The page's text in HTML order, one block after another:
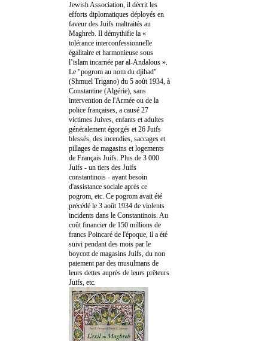
Jewish Association, il décrit les
efforts diplomatiques déployés en
faveur des Juifs maltraités au
Maghreb. Il démythifie la «
tolérance interconfessionnelle
égalitaire et harmonieuse sous
l’islam incarnée par al-Andalous ».
Le "pogrom au nom du djihad"
(Shmuel Trigano) du 5 août 1934, à
Constantine (Algérie), sans
intervention de l'Armée ou de la
police françaises, a causé 27
victimes Juives, enfants et adultes
généralement égorgés et 26 Juifs
blessés, des incendies, saccages et
pillages de magasins et logements
de Français Juifs. Plus de 3 000
Juifs - un tiers des Juifs
constantinois - ayant besoin
d'assistance sociale après ce
pogrom, etc. Ce pogrom avait été
précédé le 3 août 1934 de violents
incidents dans le Constantinois. Au
coût financier de 150 millions de
francs Poincaré de l'époque, il a été
suivi pendant des mois par le
boycott de magasins Juifs, du non
paiement par des musulmans de
leurs dettes auprès de leurs prêteurs
Juifs, etc.